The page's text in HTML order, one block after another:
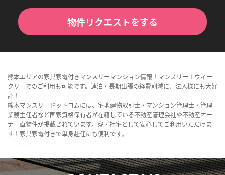
物件リクエストをする
熊本エリアの家具家電付きマンスリーマンション情報！マンスリー＋ウィー
クリーでのご利用も可能です。連泊・長期出張の経費削減に、法人様にも大好
評！
熊本マンスリードットコムには、宅地建物取引士・マンション管理士・管理
業務主任者など国家資格保有者が在籍している不動産管理会社や不動産オー
ナー直物件が掲載されています。寮・社宅として安心してご利用いただけま
す！家具家電付きで単身赴任にも便利です。